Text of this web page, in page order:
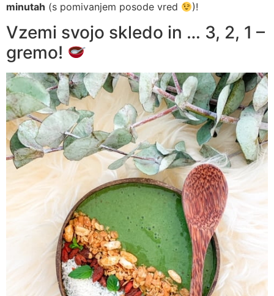
minutah (s pomivanjem posode vred )!
Vzemi svojo skledo in … 3, 2, 1 –
gremo!